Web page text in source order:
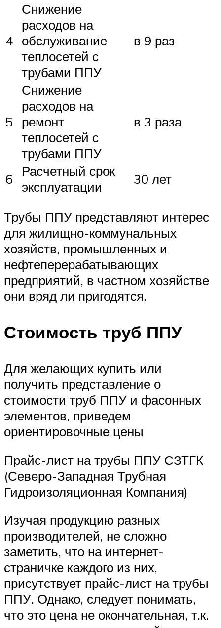
4
Снижение
расходов на
обслуживание
теплосетей с
трубами ППУ
в 9 раз
5
Снижение
расходов на
ремонт
теплосетей с
трубами ППУ
в 3 раза
6
Расчетный срок
эксплуатации
30 лет
Трубы ППУ представляют интерес
для жилищно-коммунальных
хозяйств, промышленных и
нефтеперерабатывающих
предприятий, в частном хозяйстве
они вряд ли пригодятся.
Стоимость труб ППУ
Для желающих купить или
получить представление о
стоимости труб ППУ и фасонных
элементов, приведем
ориентировочные цены
Прайс-лист на трубы ППУ СЗТГК
(Северо-Западная Трубная
Гидроизоляционная Компания)
Изучая продукцию разных
производителей, не сложно
заметить, что на интернет-
страничке каждого из них,
присутствует прайс-лист на трубы
ППУ. Однако, следует понимать,
что это цена не окончательная, т.к.